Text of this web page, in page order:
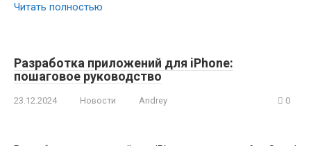
Читать полностью
Разработка приложений для iPhone:
пошаговое руководство
23.12.2024 Новости Andrey 0